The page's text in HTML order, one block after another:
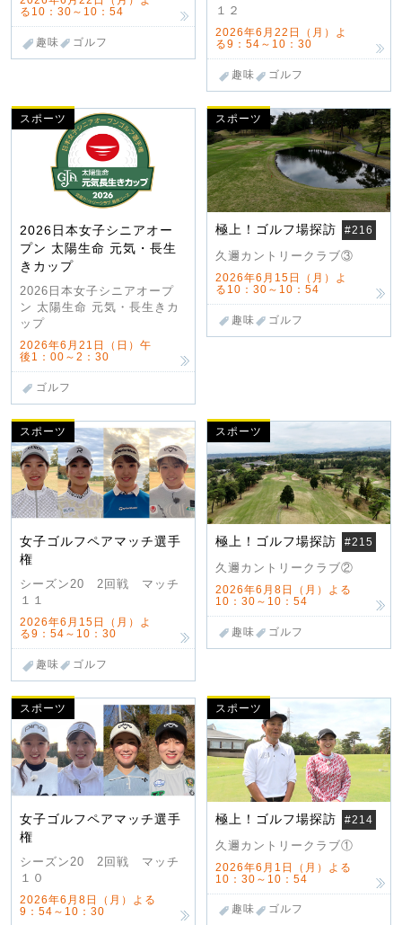
る10：30～10：54
趣味 ゴルフ
１２
2026年6月22日（月）よ
る9：54～10：30
趣味 ゴルフ
スポーツ
2026日本女子シニアオー
プン 太陽生命 元気・長生
きカップ
2026日本女子シニアオープ
ン 太陽生命 元気・長生きカ
ップ
2026年6月21日（日）午
後1：00～2：30
ゴルフ
スポーツ
極上！ゴルフ場探訪 #216
久邇カントリークラブ③
2026年6月15日（月）よ
る10：30～10：54
趣味 ゴルフ
スポーツ
女子ゴルフペアマッチ選手
権
シーズン20 2回戦 マッチ
１１
2026年6月15日（月）よ
る9：54～10：30
趣味 ゴルフ
スポーツ
極上！ゴルフ場探訪 #215
久邇カントリークラブ②
2026年6月8日（月）よる
10：30～10：54
趣味 ゴルフ
スポーツ
女子ゴルフペアマッチ選手
権
シーズン20 2回戦 マッチ
１０
2026年6月8日（月）よる
9：54～10：30
スポーツ
極上！ゴルフ場探訪 #214
久邇カントリークラブ①
2026年6月1日（月）よる
10：30～10：54
趣味 ゴルフ